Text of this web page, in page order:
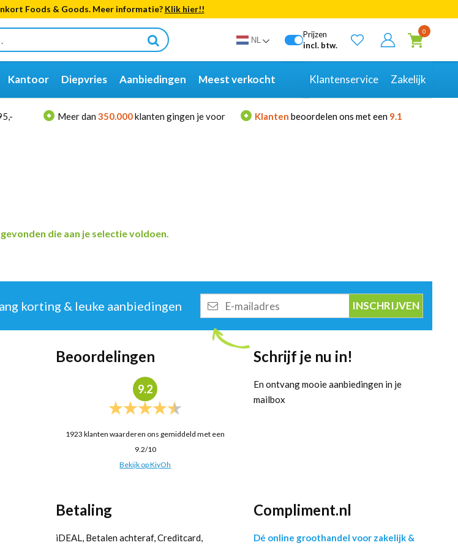
Foods & Goods. Meer informatie? Klik hier!!
NL
Prijzen
incl. btw.
0
Kantoor Diepvries Aanbiedingen Meest verkocht Klantenservice Zakelijk
Meer dan 350.000klanten gingen je voor Klanten beoordelen ons met een 9.1
die aan je selectie voldoen.
korting & leuke aanbiedingen
mailadres
Beoordelingen
9.2
1923 klanten waarderen ons gemiddeld met een
9.2/10
Bekijk op KiyOh
Schrijf je nu in!
En ontvang mooie aanbiedingen in je
mailbox
Betaling
iDEAL, Betalen achteraf, Creditcard,
Compliment.nl
Dé online groothandel voor zakelijk &